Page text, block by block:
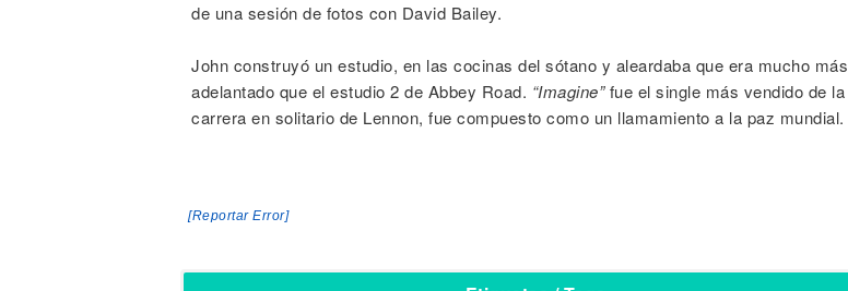
de una sesión de fotos con David Bailey.
John construyó un estudio, en las cocinas del sótano y aleardaba que era mucho más
adelantado que el estudio 2 de Abbey Road. “Imagine”fue el single más vendido de la
carrera en solitario de Lennon, fue compuesto como un llamamiento a la paz mundial.
[Reportar Error]